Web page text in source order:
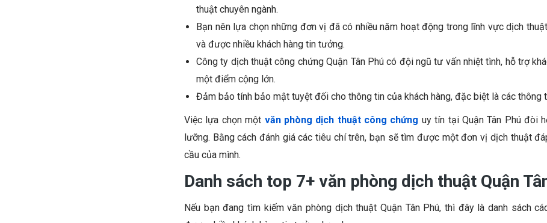
thuật chuyên ngành.
Bạn nên lựa chọn những đơn vị đã có nhiều năm hoạt động trong lĩnh vực dịch
và được nhiều khách hàng tin tưởng.
Công ty dịch thuật công chứng Quận Tân Phú có đội ngũ tư vấn nhiệt tình, hỗ trợ
một điểm cộng lớn.
Đảm bảo tính bảo mật tuyệt đối cho thông tin của khách hàng, đặc biệt là các thông
Việc lựa chọn một văn phòng dịch thuật công chứng uy tín tại Quận Tân Phú đòi
lưỡng. Bằng cách đánh giá các tiêu chí trên, bạn sẽ tìm được một đơn vị dịch thuật
cầu của mình.
Danh sách top 7+ văn phòng dịch thuật Quận
Nếu bạn đang tìm kiếm văn phòng dịch thuật Quận Tân Phú, thì đây là danh sách